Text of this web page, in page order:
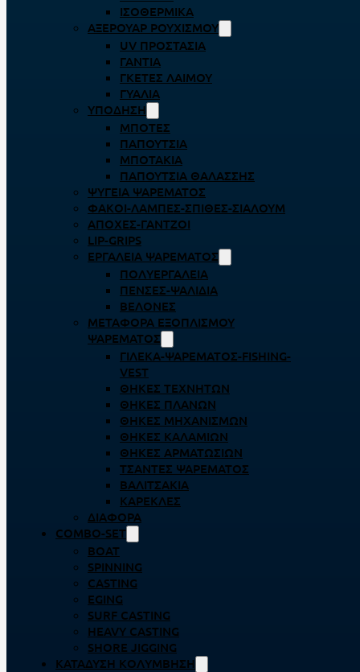
ΙΣΟΘΕΡΜΙΚΆ
ΑΞΕΡΟΥΆΡ ΡΟΥΧΙΣΜΟΎ
UV ΠΡΟΣΤΑΣΊΑ
ΓΆΝΤΙΑ
ΓΚΈΤΕΣ ΛΑΊΜΟΥ
ΓΥΑΛΙΆ
ΥΠΌΔΗΣΗ
ΜΠΌΤΕΣ
ΠΑΠΟΎΤΣΙΑ
ΜΠΟΤΆΚΙΑ
ΠΑΠΟΎΤΣΙΑ ΘΑΛΆΣΣΗΣ
ΨΥΓΕΊΑ ΨΑΡΈΜΑΤΟΣ
ΦΑΚΟΊ-ΛΆΜΠΕΣ-ΣΠΊΘΕΣ-ΣΊΑΛΟΥΜ
ΑΠΌΧΕΣ-ΓΆΝΤΖΟΙ
LIP-GRIPS
EΡΓΑΛΕΊΑ ΨΑΡΈΜΑΤΟΣ
ΠΟΛΥΕΡΓΑΛΕΊΑ
ΠΈΝΣΕΣ-ΨΑΛΊΔΙΑ
ΒΕΛΌΝΕΣ
ΜΕΤΑΦΟΡΆ ΕΞΟΠΛΙΣΜΟΎ
ΨΑΡΈΜΑΤΟΣ
ΓΙΛΈΚΑ-ΨΑΡΈΜΑΤΟΣ-FISHING-
VEST
ΘΉΚΕΣ ΤΕΧΝΗΤΏΝ
ΘΉΚΕΣ ΠΛΆΝΩΝ
ΘΉΚΕΣ ΜΗΧΑΝΙΣΜΏΝ
ΘΉΚΕΣ ΚΑΛΑΜΙΏΝ
ΘΉΚΕΣ ΑΡΜΑΤΩΣΙΏΝ
ΤΣΆΝΤΕΣ ΨΑΡΈΜΑΤΟΣ
ΒΑΛΙΤΣΆΚΙΑ
ΚΑΡΈΚΛΕΣ
ΔΙΆΦΟΡΑ
COMBO-SET
BOAT
SPINNING
CASTING
EGING
SURF CASTING
HEAVY CASTING
SHORE JIGGING
ΚΑΤΆΔΥΣΗ ΚΟΛΎΜΒΗΣΗ